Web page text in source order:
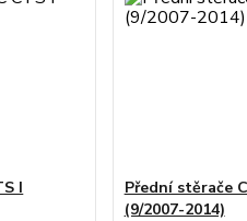
I
Přední stěrače
(9/2007-2014)